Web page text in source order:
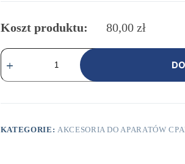
Koszt produktu: 80,00 zł
ilość
Nakładka
Gecko
KATEGORIE: AKCESORIA DO APARATÓW